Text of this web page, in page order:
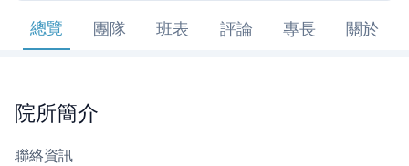
總覽 團隊 班表 評論 專長 關於
院所簡介
聯絡資訊